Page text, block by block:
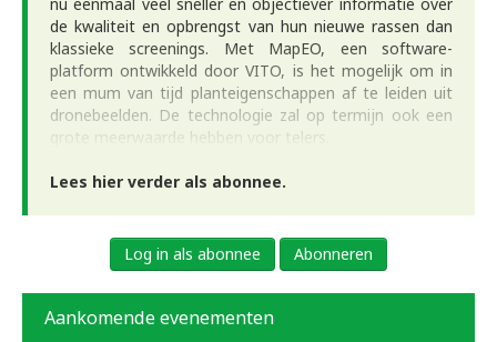
de kwaliteit en opbrengst van hun nieuwe rassen dan
klassieke screenings. Met MapEO, een software-
platform ontwikkeld door VITO, is het mogelijk om in
een mum van tijd planteigenschappen af te leiden uit
dronebeelden. De technologie zal op termijn ook een
grote meerwaarde hebben voor telers.
Lees hier verder als abonnee.
Log in als abonnee Abonneren
Aankomende evenementen